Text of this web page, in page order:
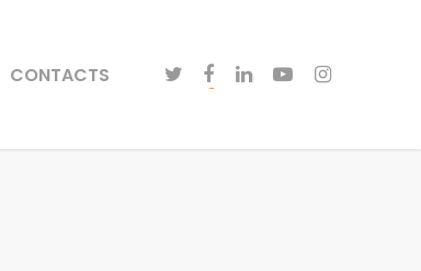
CONTACTS